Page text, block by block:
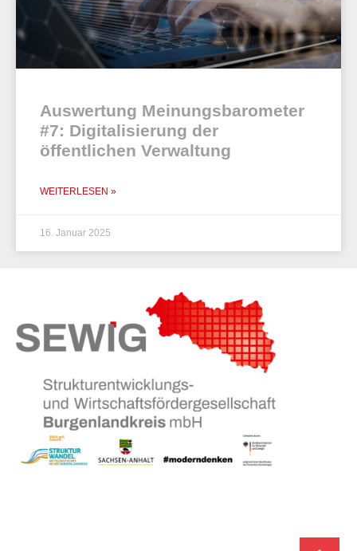
Auswertung Meinungsbarometer
#7: Digitalisierung der
öffentlichen Verwaltung
WEITERLESEN »
16. Januar 2025